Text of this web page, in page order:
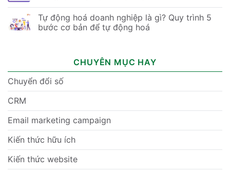
Tự động hoá doanh nghiệp là gì? Quy trình 5
bước cơ bản để tự động hoá
CHUYÊN MỤC HAY
Chuyển đổi số
CRM
Email marketing campaign
Kiến thức hữu ích
Kiến thức website